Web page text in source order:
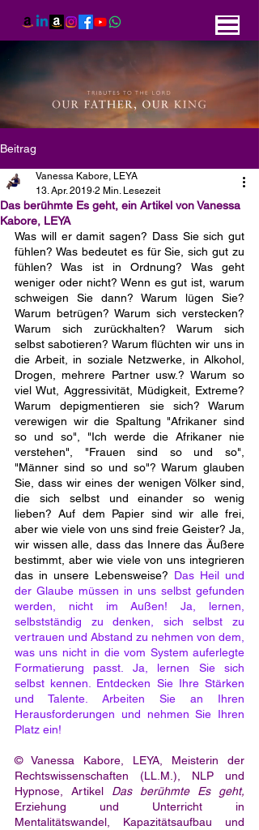
Beitrag
Das berühmte Es geht, ein Artikel von Vanessa
Kabore, LEYA
Vanessa Kabore, LEYA
13. Apr. 2019 2 Min. Lesezeit
Was will er damit sagen? Dass Sie sich gut
fühlen? Was bedeutet es für Sie, sich gut zu
fühlen? Was ist in Ordnung? Was geht
weniger oder nicht? Wenn es gut ist, warum
schweigen Sie dann? Warum lügen Sie?
Warum betrügen? Warum sich verstecken?
Warum sich zurückhalten? Warum sich
selbst sabotieren? Warum flüchten wir uns in
die Arbeit, in soziale Netzwerke, in Alkohol,
Drogen, mehrere Partner usw.? Warum so
viel Wut, Aggressivität, Müdigkeit, Extreme?
Warum depigmentieren sie sich? Warum
verewigen wir die Spaltung "Afrikaner sind
so und so", "Ich werde die Afrikaner nie
verstehen", "Frauen sind so und so",
"Männer sind so und so"? Warum glauben
Sie, dass wir eines der wenigen Völker sind,
die sich selbst und einander so wenig
lieben? Auf dem Papier sind wir alle frei,
aber wie viele von uns sind freie Geister? Ja,
wir wissen alle, dass das Innere das Äußere
bestimmt, aber wie viele von uns integrieren
das in unsere Lebensweise? Das Heil und
der Glaube müssen in uns selbst gefunden
werden, nicht im Außen! Ja, lernen,
selbstständig zu denken, sich selbst zu
vertrauen und Abstand zu nehmen von dem,
was uns nicht in die vom System auferlegte
Formatierung passt. Ja, lernen Sie sich
selbst kennen. Entdecken Sie Ihre Stärken
und Talente. Arbeiten Sie an Ihren
Herausforderungen und nehmen Sie Ihren
Platz ein!
© Vanessa Kabore, LEYA, Meisterin der
Rechtswissenschaften (LL.M.), NLP und
Hypnose, Artikel Das berühmte Es geht,
Erziehung und Unterricht in
Mentalitätswandel, Kapazitätsaufbau und